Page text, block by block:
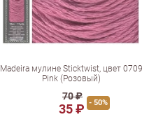
Madeira мулине Sticktwist, цвет 0709
Pink (Розовый)
70 ₽
35 ₽ - 50%